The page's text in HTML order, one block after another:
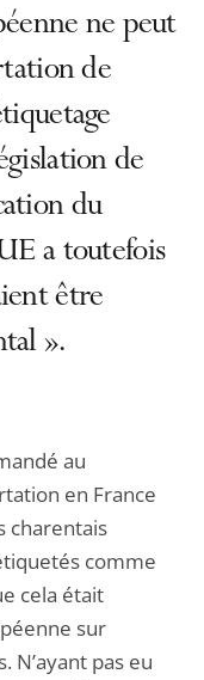
ne peut
de
de
du
a toutefois
être
».
au
en France
charentais
comme
cela était
sur
N’ayant pas eu